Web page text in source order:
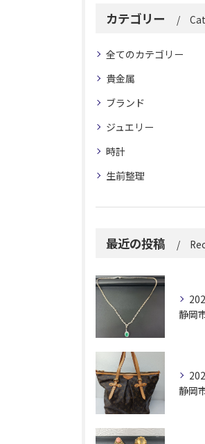
カテゴリー
全てのカテゴリー
貴金属
ブランド
ジュエリー
時計
生前整理
最近の投稿